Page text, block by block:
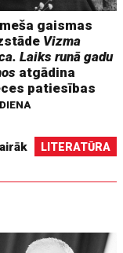
gaismas
Vizma
Laiks runā gadu
atgādina
patiesības
DIENA
LITERATŪRA